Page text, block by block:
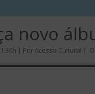
novo
| Por Acesso Cultural |